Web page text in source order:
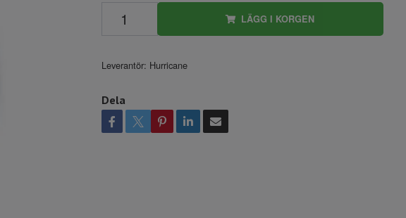
LÄGG I KORGEN
Leverantör: Hurricane
Dela